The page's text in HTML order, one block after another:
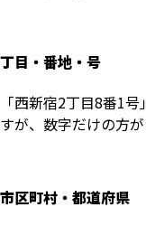
丁目・番地・号
「西新宿2丁目8番1
すが、数字だけの方
市区町村・都道府県